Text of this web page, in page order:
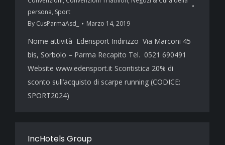
persona, Sport
By CusParmaAsd_ Marzo 14, 2019
Nome attività Edensport Indirizzo Via Marconi 45
bis, Sorbolo – Parma Recapito Tel. 0521 690491
Website www.edensport.it Scontistica 20% di
sconto sull’acquisto di scarpe running (CODICE:
SPORT2024)
IncHotels Group